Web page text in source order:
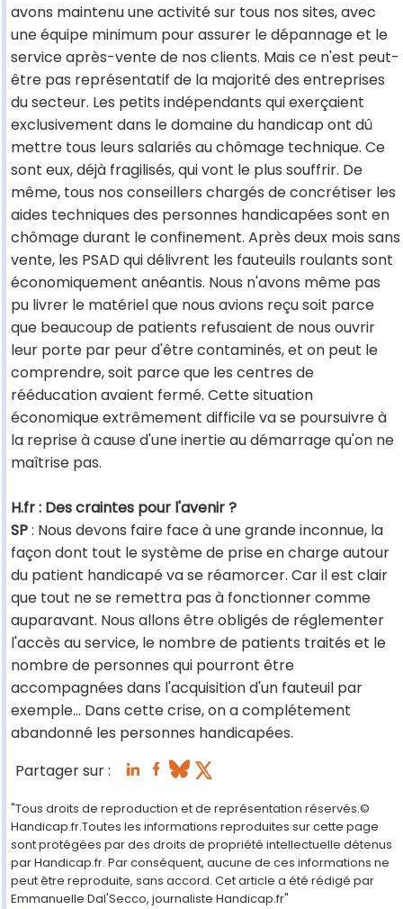
avons maintenu une activité sur tous nos sites, avec
une équipe minimum pour assurer le dépannage et le
service après-vente de nos clients. Mais ce n'est peut-
être pas représentatif de la majorité des entreprises
du secteur. Les petits indépendants qui exerçaient
exclusivement dans le domaine du handicap ont dû
mettre tous leurs salariés au chômage technique. Ce
sont eux, déjà fragilisés, qui vont le plus souffrir. De
même, tous nos conseillers chargés de concrétiser les
aides techniques des personnes handicapées sont en
chômage durant le confinement. Après deux mois sans
vente, les PSAD qui délivrent les fauteuils roulants sont
économiquement anéantis. Nous n'avons même pas
pu livrer le matériel que nous avions reçu soit parce
que beaucoup de patients refusaient de nous ouvrir
leur porte par peur d'être contaminés, et on peut le
comprendre, soit parce que les centres de
rééducation avaient fermé. Cette situation
économique extrêmement difficile va se poursuivre à
la reprise à cause d'une inertie au démarrage qu'on ne
maîtrise pas.
H.fr : Des craintes pour l'avenir ?
SP: Nous devons faire face à une grande inconnue, la
façon dont tout le système de prise en charge autour
du patient handicapé va se réamorcer. Car il est clair
que tout ne se remettra pas à fonctionner comme
auparavant. Nous allons être obligés de réglementer
l'accès au service, le nombre de patients traités et le
nombre de personnes qui pourront être
accompagnées dans l'acquisition d'un fauteuil par
exemple... Dans cette crise, on a complétement
abandonné les personnes handicapées.
Partager sur :
"Tous droits de reproduction et de représentation réservés.©
Handicap.fr.Toutes les informations reproduites sur cette page
sont protégées par des droits de propriété intellectuelle détenus
par Handicap.fr. Par conséquent, aucune de ces informations ne
peut être reproduite, sans accord. Cet article a été rédigé par
Emmanuelle Dal'Secco, journaliste Handicap.fr"